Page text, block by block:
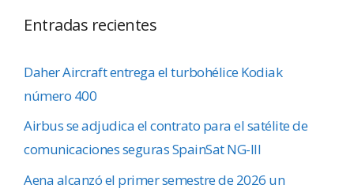
Entradas recientes
Daher Aircraft entrega el turbohélice Kodiak
número 400
Airbus se adjudica el contrato para el satélite de
comunicaciones seguras SpainSat NG-III
Aena alcanzó el primer semestre de 2026 un